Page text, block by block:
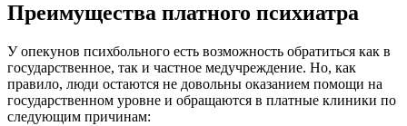
Преимущества платного психиатра
У опекунов психбольного есть возможность обратиться как в
государственное, так и частное медучреждение. Но, как
правило, люди остаются не довольны оказанием помощи на
государственном уровне и обращаются в платные клиники по
следующим причинам: